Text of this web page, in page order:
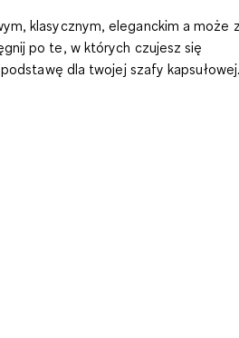
klasycznym, eleganckim a może
po te, w których czujesz się
dla twojej szafy